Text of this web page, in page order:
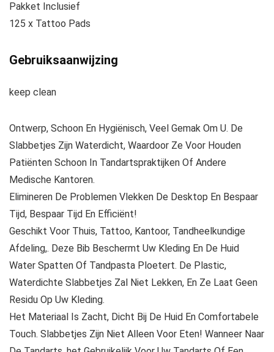
Pakket Inclusief
125 x Tattoo Pads
Gebruiksaanwijzing
keep clean
Ontwerp, Schoon En Hygiënisch, Veel Gemak Om U. De
Slabbetjes Zijn Waterdicht, Waardoor Ze Voor Houden
Patiënten Schoon In Tandartspraktijken Of Andere
Medische Kantoren.
Elimineren De Problemen Vlekken De Desktop En Bespaar
Tijd, Bespaar Tijd En Efficiënt!
Geschikt Voor Thuis, Tattoo, Kantoor, Tandheelkundige
Afdeling,. Deze Bib Beschermt Uw Kleding En De Huid
Water Spatten Of Tandpasta Ploetert. De Plastic,
Waterdichte Slabbetjes Zal Niet Lekken, En Ze Laat Geen
Residu Op Uw Kleding.
Het Materiaal Is Zacht, Dicht Bij De Huid En Comfortabele
Touch. Slabbetjes Zijn Niet Alleen Voor Eten! Wanneer Naar